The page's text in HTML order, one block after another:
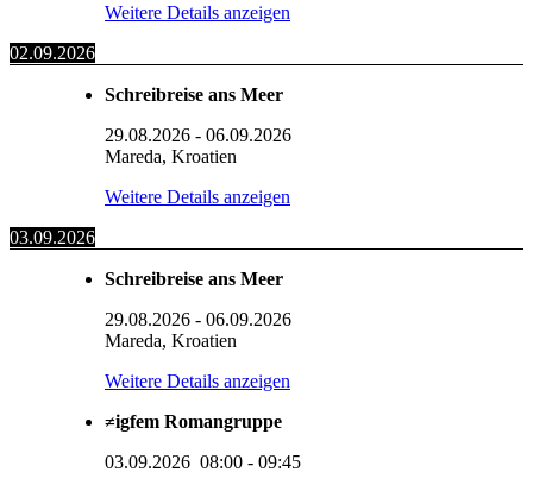
Weitere Details anzeigen
02.09.2026
Schreibreise ans Meer
29.08.2026 - 06.09.2026
Mareda, Kroatien
Weitere Details anzeigen
03.09.2026
Schreibreise ans Meer
29.08.2026 - 06.09.2026
Mareda, Kroatien
Weitere Details anzeigen
≠igfem Romangruppe
03.09.2026 08:00 - 09:45